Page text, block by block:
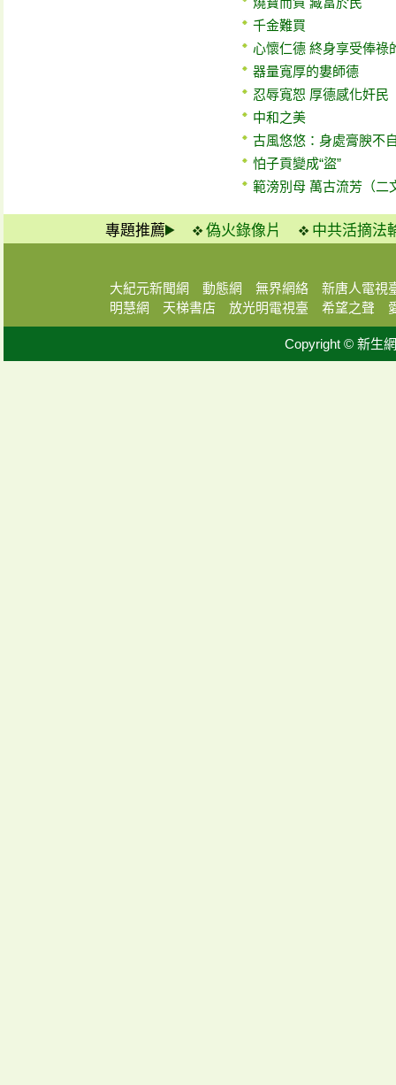
千金難買
心懷仁德 終身享受俸祿
器量寬厚的婁師德
忍辱寬恕 厚德感化奸民
中和之美
古風悠悠：身處膏腴不
怕子貢變成“盜”
範滂別母 萬古流芳（二
專題推薦 偽火錄像片 中共活摘法
大紀元新聞網 動態網 無界網絡
新唐人電視
明慧網
天梯書店 放光明電視臺 希望之聲
Copyright © 新生